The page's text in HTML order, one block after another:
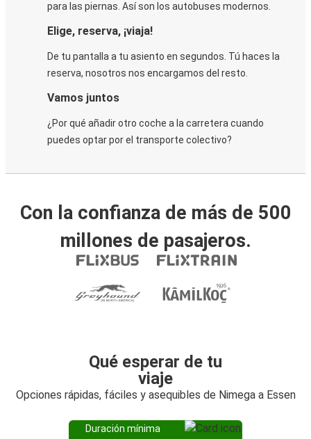
para las piernas. Así son los autobuses modernos.
Elige, reserva, ¡viaja!
De tu pantalla a tu asiento en segundos. Tú haces la
reserva, nosotros nos encargamos del resto.
Vamos juntos
¿Por qué añadir otro coche a la carretera cuando
puedes optar por el transporte colectivo?
Con la confianza de más de 500
millones de pasajeros.
Qué esperar de tu
viaje
Opciones rápidas, fáciles y asequibles de Nimega a Essen
Duración mínima